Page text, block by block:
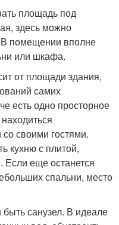
площадь под
здесь можно
помещении вполне
или шкафа.
от площади здания,
самих
есть одно просторное
своими гостями.
кухню с плитой,
еще останется
спальни, место
санузел. В идеале